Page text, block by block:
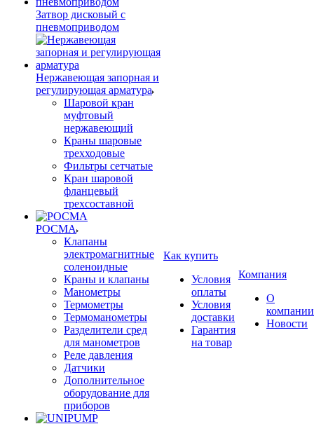
Затвор дисковый с
пневмоприводом
Нержавеющая запорная и
регулирующая арматура
Шаровой кран
муфтовый
нержавеющий
Краны шаровые
трехходовые
Фильтры сетчатые
Кран шаровой
фланцевый
трехсоставной
РОСМА
Клапаны
электромагнитные
соленоидные
Краны и клапаны
Манометры
Термометры
Термоманометры
Разделители сред
для манометров
Реле давления
Датчики
Дополнительное
оборудование для
приборов
Как купить
Условия
оплаты
Условия
доставки
Гарантия
на товар
Компания
О
компании
Новости